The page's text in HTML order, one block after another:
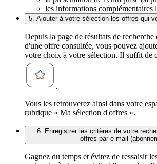
les informations complémentaires
5. Ajouter à votre sélection les offres qui
Depuis la page de résultats de
d'une offre consultée, vous pouvez
votre choix à votre sélection. Il suffit de
.
Vous les retrouverez ainsi dans votre
rubrique « Ma sélection d'offres ».
6. Enregistrer les critères de votre
offres par e-mail
Gagnez du temps et évitez de ressaisir